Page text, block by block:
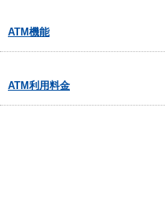
ATM機能
ATM利用料金